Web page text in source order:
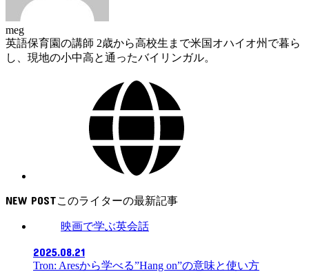
meg
英語保育園の講師 2歳から高校生まで米国オハイオ州で暮ら
し、現地の小中高と通ったバイリンガル。
NEW POST
映画で学ぶ英会話
2025.08.21
Tron: Aresから学べる”Hang on”の意味と使い方